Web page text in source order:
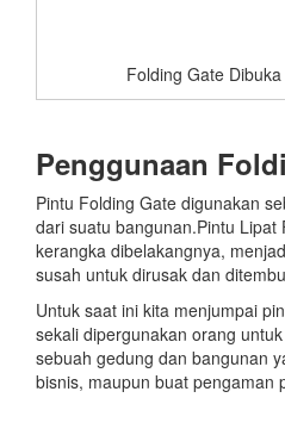
Folding Gate
Penggunaan
Pintu Folding Gate digunakan
dari suatu bangunan.Pintu
kerangka dibelakangnya,
susah untuk dirusak dan
Untuk saat ini kita menjumpai
sekali dipergunakan orang
sebuah gedung dan bangunan
bisnis, maupun buat pengaman